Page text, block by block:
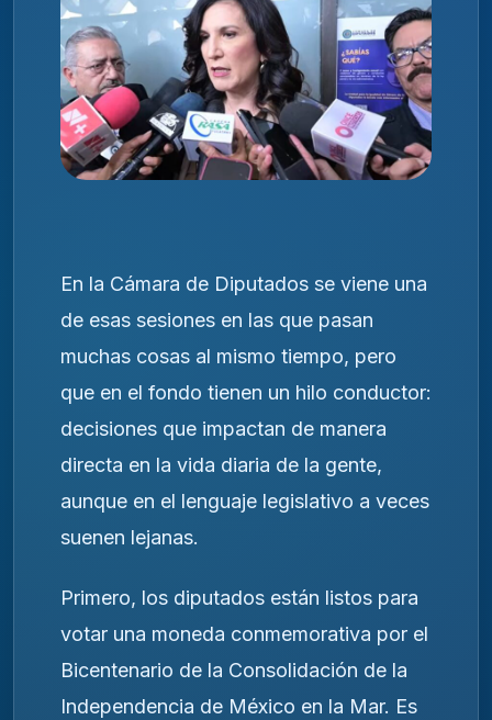
En la Cámara de Diputados se viene una
de esas sesiones en las que pasan
muchas cosas al mismo tiempo, pero
que en el fondo tienen un hilo conductor:
decisiones que impactan de manera
directa en la vida diaria de la gente,
aunque en el lenguaje legislativo a veces
suenen lejanas.
Primero, los diputados están listos para
votar una moneda conmemorativa por el
Bicentenario de la Consolidación de la
Independencia de México en la Mar. Es